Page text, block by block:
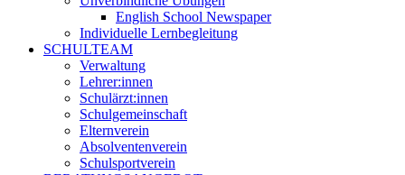
English School Newspaper
Individuelle Lernbegleitung
SCHULTEAM
Verwaltung
Lehrer:innen
Schulärzt:innen
Schulgemeinschaft
Elternverein
Absolventenverein
Schulsportverein